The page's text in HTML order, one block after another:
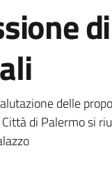
delle
di Palermo si